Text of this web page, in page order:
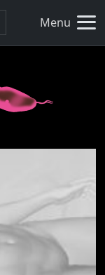
Menu